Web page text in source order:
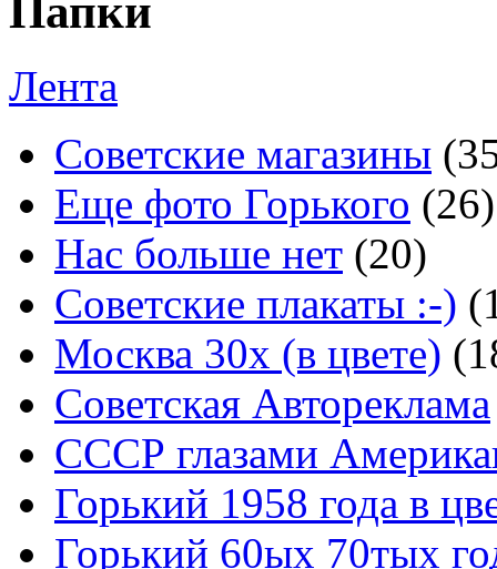
Папки
Лента
Советские магазины
Еще фото Горького (26)
Нас больше нет (20)
Советские плакаты :-)
Москва 30x (в цвете)
Советская Автореклама
СССР глазами
Горький 1958 года в
Горький 60ых 70тых